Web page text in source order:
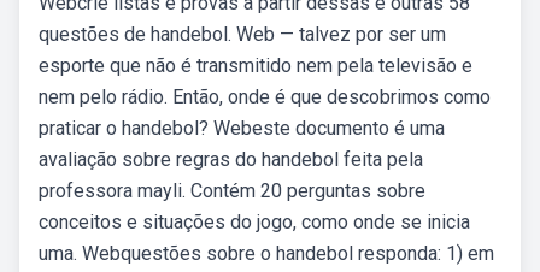
questões de handebol. Web — talvez por ser um
esporte que não é transmitido nem pela televisão e
nem pelo rádio. Então, onde é que descobrimos como
praticar o handebol? Webeste documento é uma
avaliação sobre regras do handebol feita pela
professora mayli. Contém 20 perguntas sobre
conceitos e situações do jogo, como onde se inicia
uma. Webquestões sobre o handebol responda: 1) em